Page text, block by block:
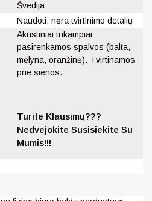
Švedija
Naudoti, nėra tvirtinimo detalių
Akustiniai trikampiai
pasirenkamos spalvos (balta,
mėlyna, oranžinė). Tvirtinamos
prie sienos.
Turite Klausimų???
Nedvejokite Susisiekite Su
Mumis!!!